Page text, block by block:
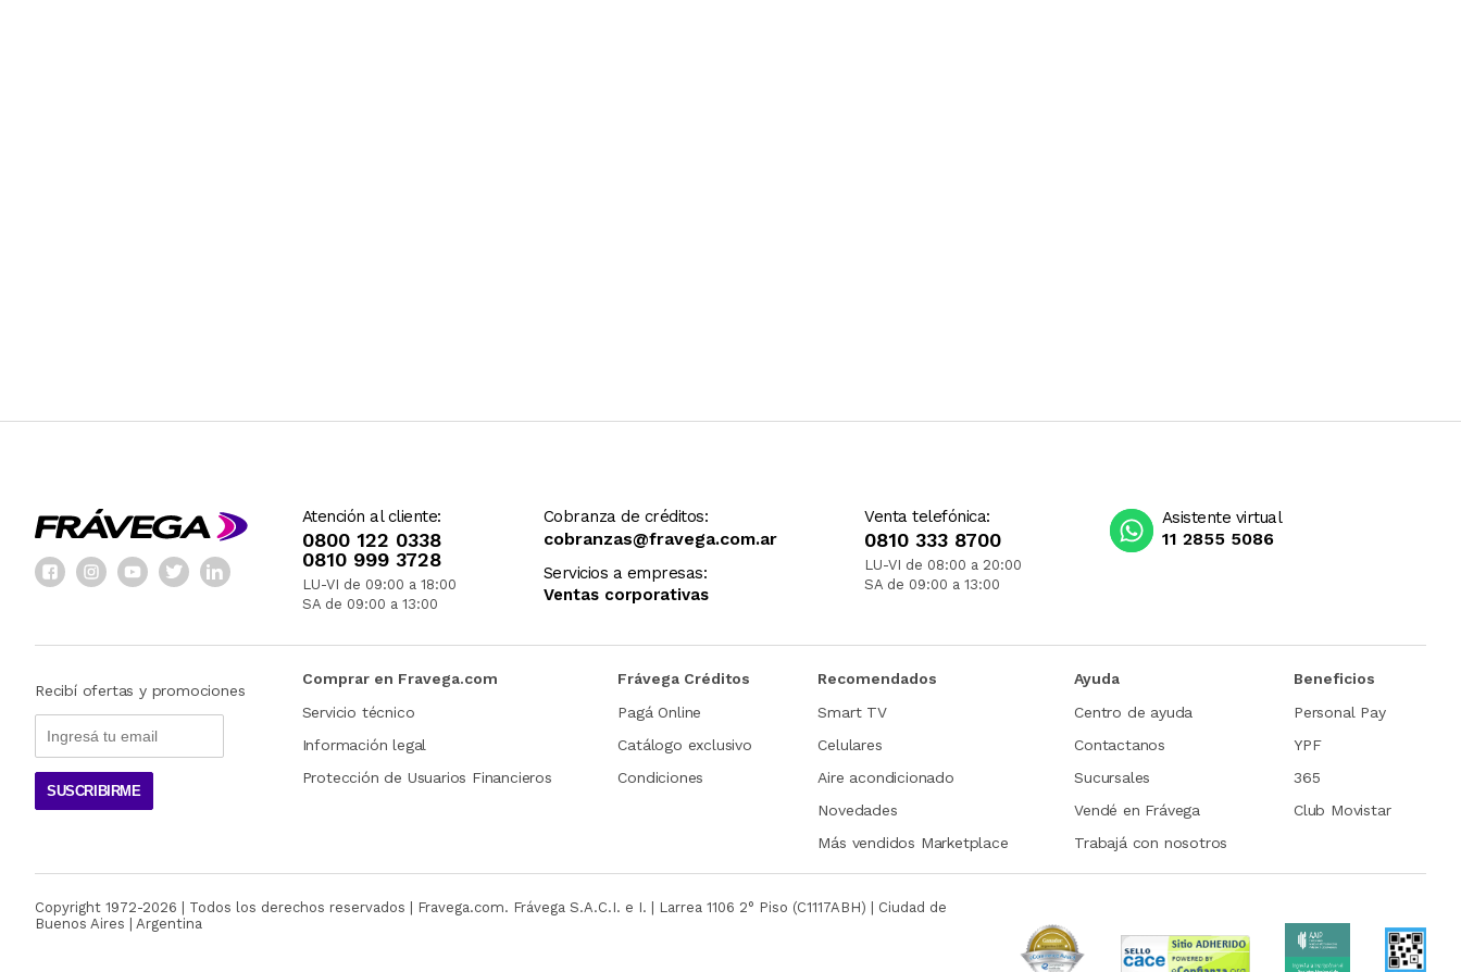
Atención al cliente:
0800 122 0338
0810 999 3728
LU-VI de 09:00 a 18:00
SA de 09:00 a 13:00
Cobranza de créditos:
cobranzas@fravega.com.ar
Servicios a empresas:
Ventas corporativas
Venta telefónica:
0810 333 8700
LU-VI de 08:00 a 20:00
SA de 09:00 a 13:00
Asistente virtual
11 2855 5086
Recibí ofertas y promociones
SUSCRIBIRME
Comprar en Fravega.com
Servicio técnico
Información legal
Protección de Usuarios Financieros
Frávega Créditos
Pagá Online
Catálogo exclusivo
Condiciones
Recomendados
Smart TV
Celulares
Aire acondicionado
Novedades
Más vendidos Marketplace
Ayuda
Centro de ayuda
Contactanos
Sucursales
Vendé en Frávega
Trabajá con nosotros
Beneficios
Personal Pay
YPF
365
Club Movistar
Copyright 1972-2026 | Todos los derechos reservados | Fravega.com. Frávega S.A.C.I. e I. | Larrea 1106 2° Piso (C1117ABH) | Ciudad de
Buenos Aires | Argentina